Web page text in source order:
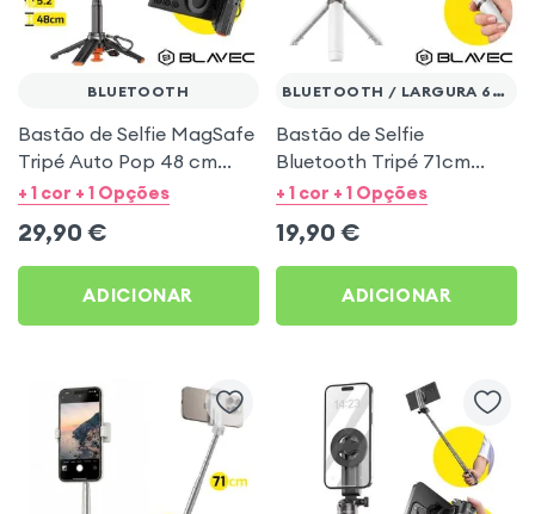
BLUETOOTH
Bastão de Selfie MagSafe
Tripé Auto Pop 48 cm
Controlo Remoto
+ 1 cor + 1 Opções
29,90 €
ADICIONAR
BLUETOOTH / LARGURA 65 A 95MM
Bastão de Selfie
Bluetooth Tripé 71cm
Ultraleve Portátil Branco
+ 1 cor + 1 Opções
19,90 €
ADICIONAR